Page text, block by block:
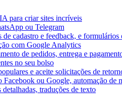
para criar sites incríveis
ou Telegram
cadastro e feedback, e
com Google Analytics
de pedidos, entrega e
no seu bolso
e aceite solicitações de
ou Google, automação de
traduções de texto